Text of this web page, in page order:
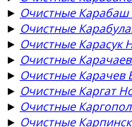
► Очистные Карабаш
► Очистные
► Очистные Карасук
► Очистные
► Очистные Карачев
► Очистные Каргат
► Очистные
► Очистные